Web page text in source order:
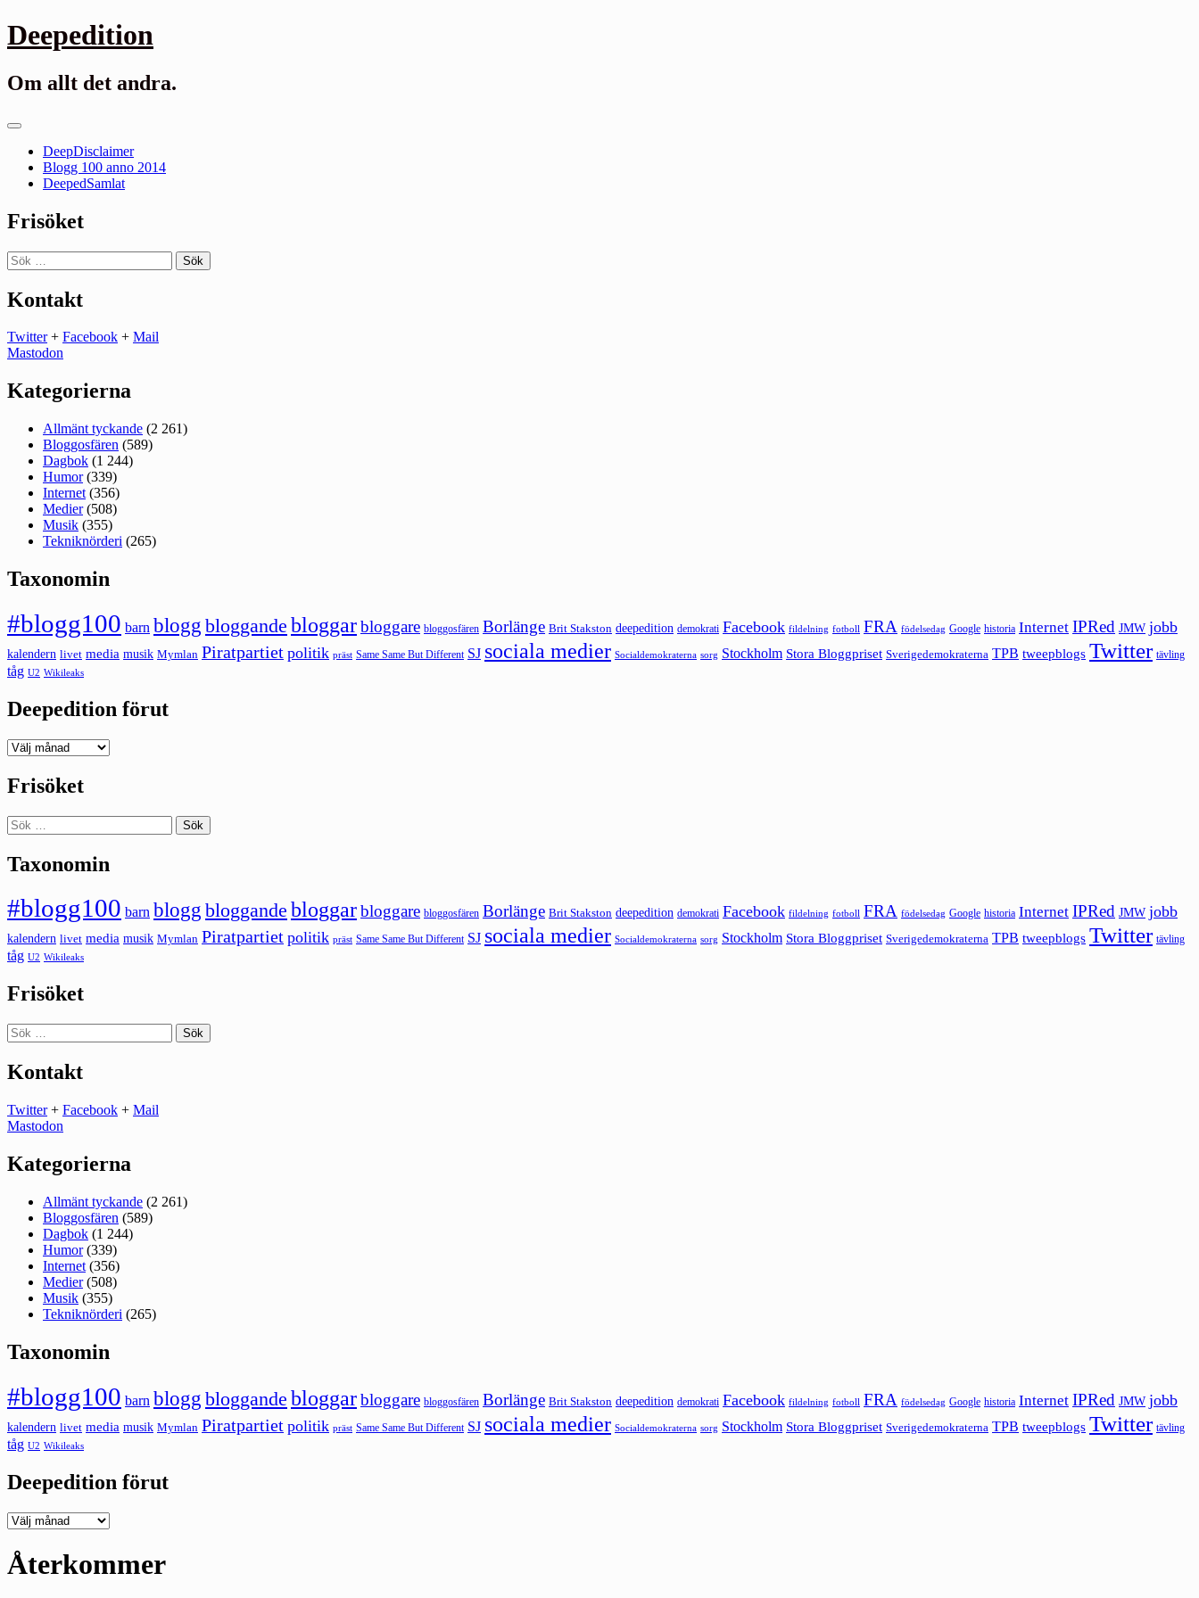
Gå
till
Deepedition
Om allt det andra.
Primär
DeepDisclaimer
Blogg 100 anno 2014
DeepedSamlat
Frisöket
Sök
efter:
Kontakt
Twitter+ Facebook + Mail
Mastodon
Kategorierna
Allmänt tyckande (2 261)
Bloggosfären (589)
Dagbok (1 244)
Humor(339)
Internet (356)
Medier(508)
Musik (355)
Tekniknörderi (265)
Taxonomin
#blogg100 barn blogg bloggande bloggarbloggare bloggosfären Borlänge Brit Stakston deepedition demokrati Facebook fildelning fotboll FRA födelsedag Google historia Internet IPRed JMW jobb
kalendern livet media musik Mymlan Piratpartiet politik präst Same Same But Different SJ sociala medier Socialdemokraterna sorg Stockholm Stora Bloggpriset Sverigedemokraterna TPB tweepblogs Twitter tävling
tåg U2 Wikileaks
Deepedition förut
Deepedition
Frisöket
Sök
efter:
Taxonomin
#blogg100 barn blogg bloggande bloggarbloggare bloggosfären Borlänge Brit Stakston deepedition demokrati Facebook fildelning fotboll FRA födelsedag Google historia Internet IPRed JMW jobb
kalendern livet media musik Mymlan Piratpartiet politik präst Same Same But Different SJ sociala medier Socialdemokraterna sorg Stockholm Stora Bloggpriset Sverigedemokraterna TPB tweepblogs Twitter tävling
tåg U2 Wikileaks
Frisöket
Sök
efter:
Kontakt
Twitter+ Facebook + Mail
Mastodon
Kategorierna
Allmänt tyckande (2 261)
Bloggosfären (589)
Dagbok (1 244)
Humor(339)
Internet (356)
Medier(508)
Musik (355)
Tekniknörderi (265)
Taxonomin
#blogg100 barn blogg bloggande bloggarbloggare bloggosfären Borlänge Brit Stakston deepedition demokrati Facebook fildelning fotboll FRA födelsedag Google historia Internet IPRed JMW jobb
kalendern livet media musik Mymlan Piratpartiet politik präst Same Same But Different SJ sociala medier Socialdemokraterna sorg Stockholm Stora Bloggpriset Sverigedemokraterna TPB tweepblogs Twitter tävling
tåg U2 Wikileaks
Deepedition förut
Deepedition
Återkommer